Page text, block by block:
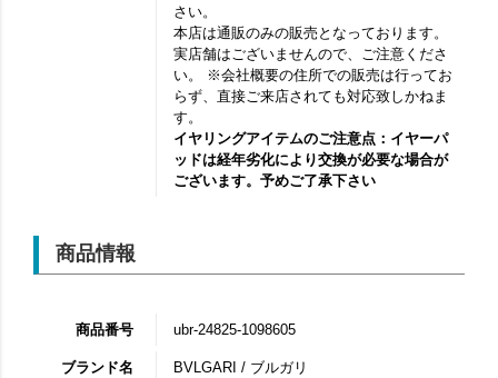
さい。
本店は通販のみの販売となっております。
実店舗はございませんので、ご注意くださ
い。 ※会社概要の住所での販売は行ってお
らず、直接ご来店されても対応致しかねま
す。
イヤリングアイテムのご注意点：イヤーパ
ッドは経年劣化により交換が必要な場合が
ございます。予めご了承下さい
商品情報
商品番号 ubr-24825-1098605
ブランド名 BVLGARI / ブルガリ